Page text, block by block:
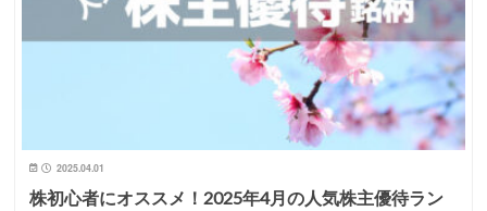
2025.04.01
株初心者にオススメ！2025年4月の人気株主優待ラン